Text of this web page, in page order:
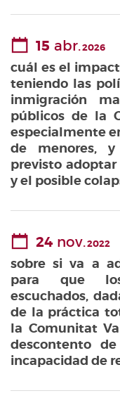
15 abr.2026
cuál es el
teniendo las
inmigración
públicos de la
especialmente
de menores,
previsto
y el posible
24 nov.2022
sobre si va a
para que
escuchados,
de la práctica
la Comunitat
descontento
incapacidad de